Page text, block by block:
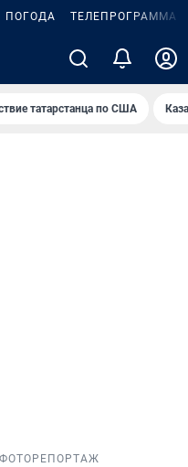
ПОГОДА ТЕЛЕПРОГРАММА
татарстанца по США
ФОТОРЕПОРТАЖ